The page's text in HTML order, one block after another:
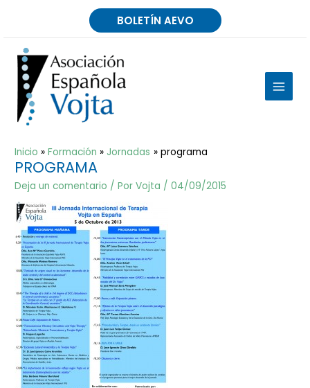
BOLETÍN AEVO
MAIN
Inicio Formación Jornadas programa
PROGRAMA
Deja un comentario / PorVojta /04/09/2015